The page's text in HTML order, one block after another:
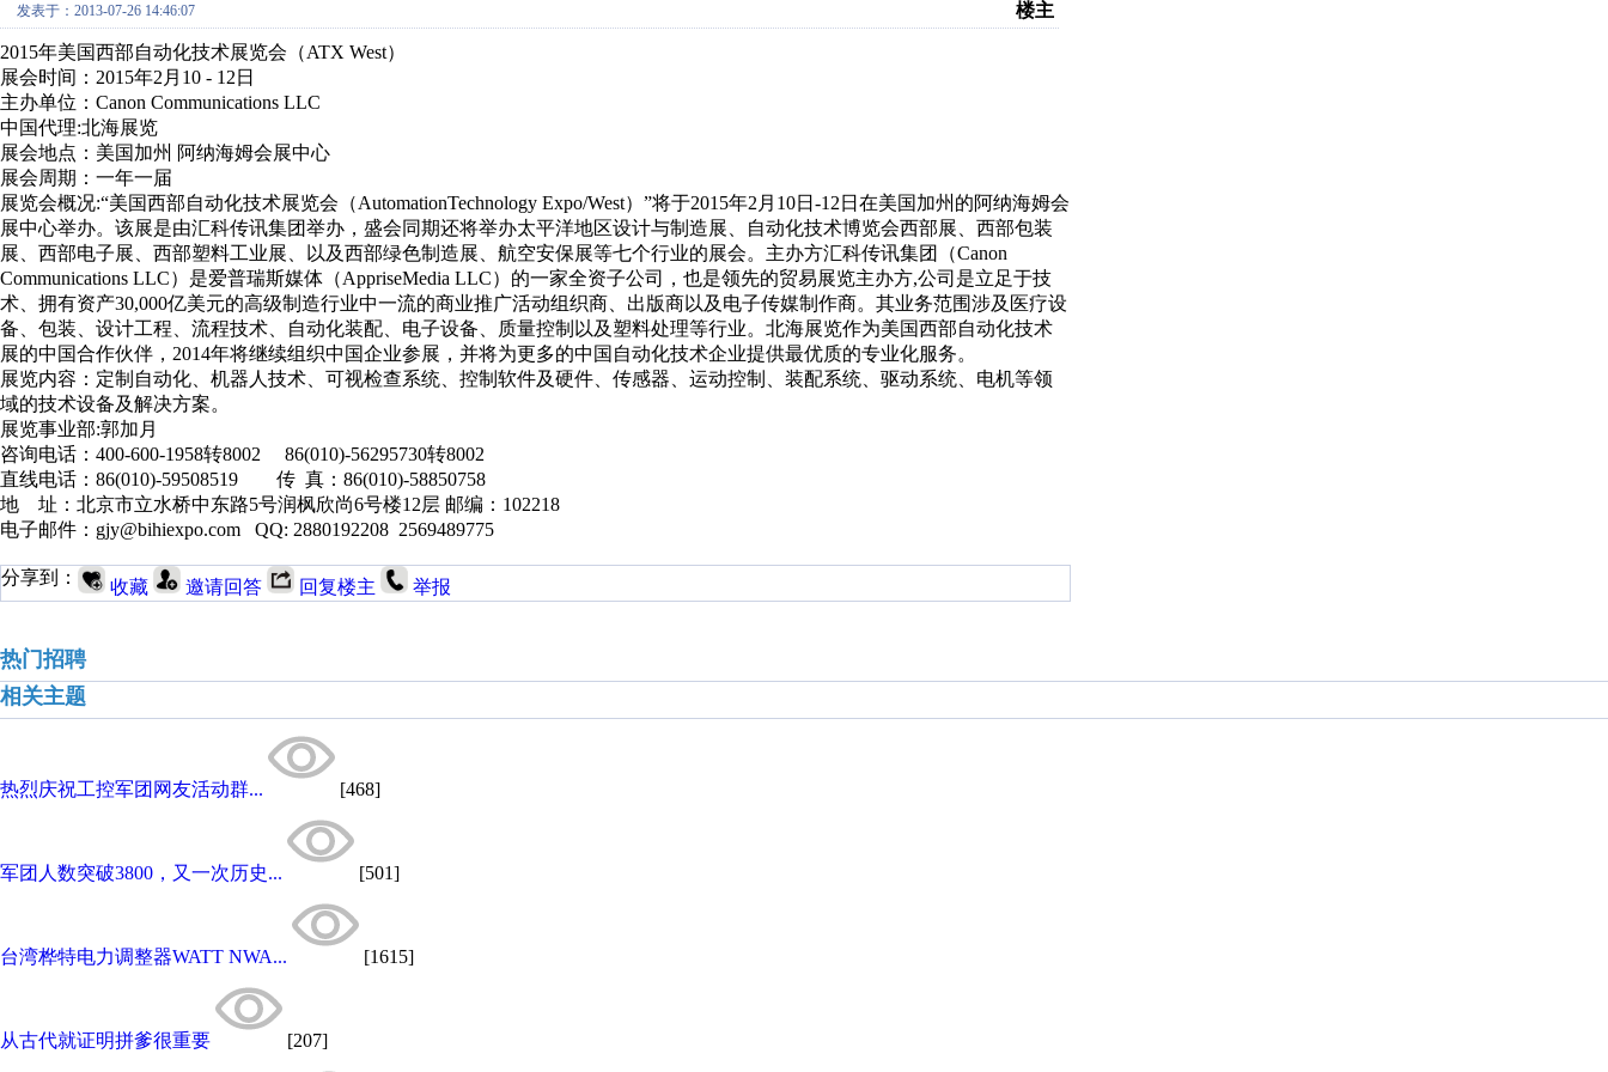
发表于：2013-07-26 14:46:07 楼主
2015年美国西部自动化技术展览会（ATX West）
展会时间：2015年2月10 - 12日
主办单位：Canon Communications LLC
中国代理:北海展览
展会地点：美国加州 阿纳海姆会展中心
展会周期：一年一届
展览会概况:“美国西部自动化技术展览会（AutomationTechnology Expo/West）”将于2015年2月10日-12日在美国加州的阿纳海姆会
展中心举办。该展是由汇科传讯集团举办，盛会同期还将举办太平洋地区设计与制造展、自动化技术博览会西部展、西部包装
展、西部电子展、西部塑料工业展、以及西部绿色制造展、航空安保展等七个行业的展会。主办方汇科传讯集团（Canon
Communications LLC）是爱普瑞斯媒体（AppriseMedia LLC）的一家全资子公司，也是领先的贸易展览主办方,公司是立足于技
术、拥有资产30,000亿美元的高级制造行业中一流的商业推广活动组织商、出版商以及电子传媒制作商。其业务范围涉及医疗设
备、包装、设计工程、流程技术、自动化装配、电子设备、质量控制以及塑料处理等行业。北海展览作为美国西部自动化技术
展的中国合作伙伴，2014年将继续组织中国企业参展，并将为更多的中国自动化技术企业提供最优质的专业化服务。
展览内容：定制自动化、机器人技术、可视检查系统、控制软件及硬件、传感器、运动控制、装配系统、驱动系统、电机等领
域的技术设备及解决方案。
展览事业部:郭加月
咨询电话：400-600-1958转8002 86(010)-56295730转8002
直线电话：86(010)-59508519 传 真：86(010)-58850758
地 址：北京市立水桥中东路5号润枫欣尚6号楼12层 邮编：102218
电子邮件：gjy@bihiexpo.com QQ: 2880192208 2569489775
分享到： 收藏 邀请回答 回复楼主 举报
热门招聘
相关主题
热烈庆祝工控军团网友活动群... [468]
军团人数突破3800，又一次历史... [501]
台湾桦特电力调整器WATT NWA... [1615]
从古代就证明拼爹很重要 [207]